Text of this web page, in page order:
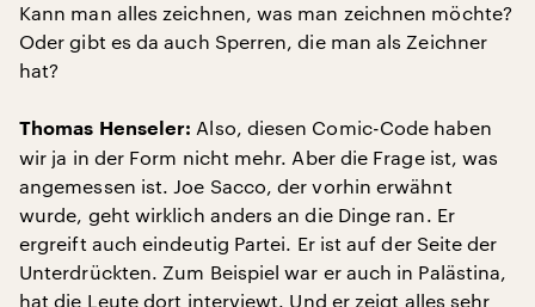
Kann man alles zeichnen, was man zeichnen möchte?
Oder gibt es da auch Sperren, die man als Zeichner
hat?
Thomas Henseler: Also, diesen Comic-Code haben
wir ja in der Form nicht mehr. Aber die Frage ist, was
angemessen ist. Joe Sacco, der vorhin erwähnt
wurde, geht wirklich anders an die Dinge ran. Er
ergreift auch eindeutig Partei. Er ist auf der Seite der
Unterdrückten. Zum Beispiel war er auch in Palästina,
hat die Leute dort interviewt. Und er zeigt alles sehr